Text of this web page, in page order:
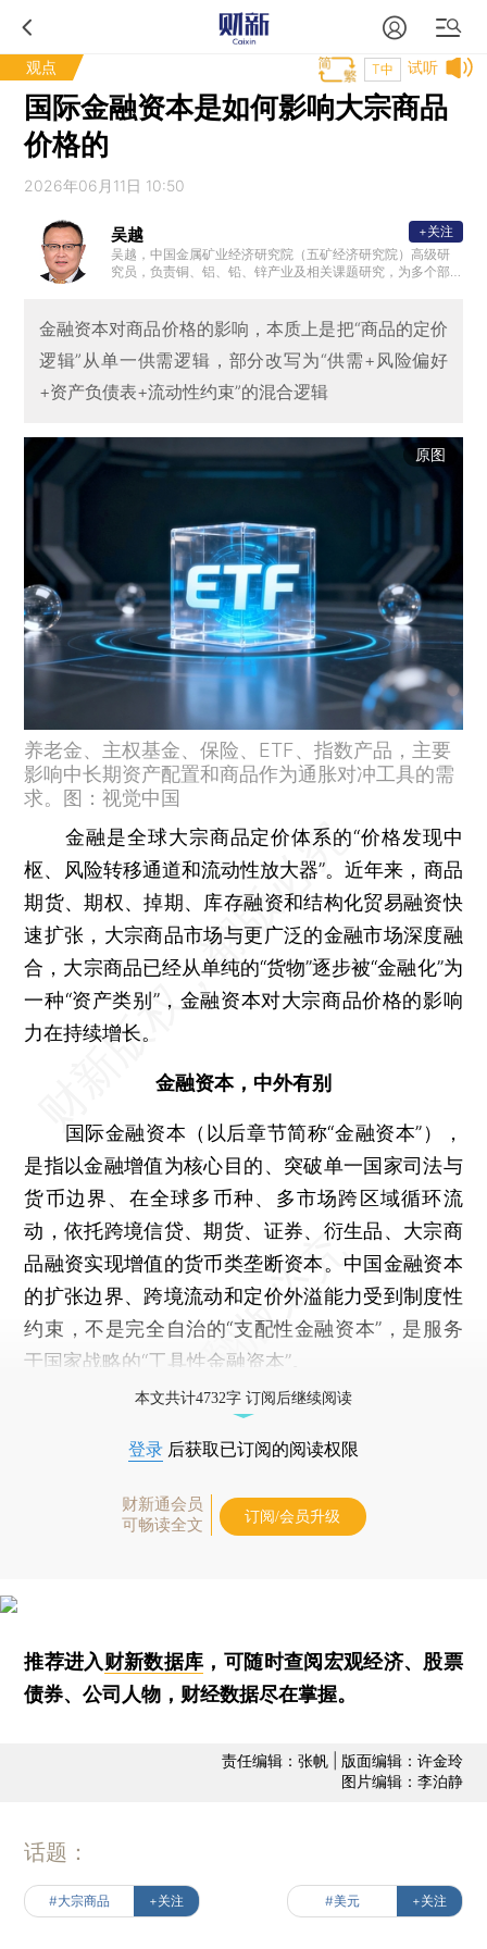
观点 试听
T中
国际金融资本是如何影响大宗商品
价格的
2026年06月11日 10:50
吴越
吴越，中国金属矿业经济研究院（五矿经济研究院）高级研
究员，负责铜、铝、铅、锌产业及相关课题研究，为多个部
+关注
金融资本对商品价格的影响，本质上是把“商品的定价
逻辑”从单一供需逻辑，部分改写为“供需+风险偏好
+资产负债表+流动性约束”的混合逻辑
原图
养老金、主权基金、保险、ETF、指数产品，主要
影响中长期资产配置和商品作为通胀对冲工具的需
求。图：视觉中国
金融是全球大宗商品定价体系的“价格发现中
枢、风险转移通道和流动性放大器”。近年来，商品
期货、期权、掉期、库存融资和结构化贸易融资快
速扩张，大宗商品市场与更广泛的金融市场深度融
合，大宗商品已经从单纯的“货物”逐步被“金融化”为
一种“资产类别”，金融资本对大宗商品价格的影响
力在持续增长。
金融资本，中外有别
国际金融资本（以后章节简称“金融资本”），
是指以金融增值为核心目的、突破单一国家司法与
货币边界、在全球多币种、多市场跨区域循环流
动，依托跨境信贷、期货、证券、衍生品、大宗商
品融资实现增值的货币类垄断资本。中国金融资本
的扩张边界、跨境流动和定价外溢能力受到制度性
约束，不是完全自治的“支配性金融资本”，是服务
于国家战略的“工具性金融资本”。
本文共计4732字 订阅后继续阅读
登录 后获取已订阅的阅读权限
财新通会员
可畅读全文
订阅/会员升级
推荐进入财新数据库 ，可随时查阅宏观经济、股票
债券、公司人物，财经数据尽在掌握。
责任编辑：张帆 | 版面编辑：许金玲
图片编辑：李泊静
话题：
#大宗商品 +关注 #美元 +关注